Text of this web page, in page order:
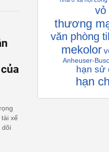
tài xế
dõi
vỏ
thương
văn phòng
mekolor
Anheuser-
hạn sử
hạn